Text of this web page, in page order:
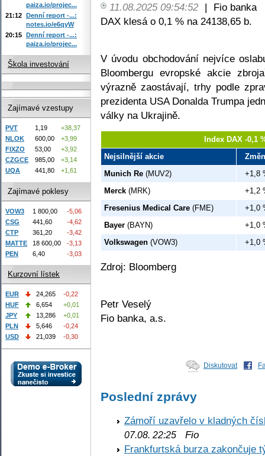
11.08.2025 09:54:52 |
Fio banka
DAX klesá o 0,1 % na 24138,65 b.
V úvodu obchodování nejvíce
Bloombergu evropské akcie
výrazně zaostávají, trhy podle
prezidenta USA Donalda Trumpa
války na Ukrajině.
Index DAX -0,1
Nejsilnější akcie
Munich Re (MUV2)
+1,8
Merck (MRK)
+1,2
Fresenius Medical Care (FME)
+1,0
Bayer (BAYN)
+1,0
Volkswagen (VOW3) +1,0
Zdroj: Bloomberg
Petr Veselý
Fio banka, a.s.
Diskutovat
Poslední zprávy
Zámoří uzavřelo v kladných
07.08. 22:25 Fio
Frankfurtská burza zakončuje
paiza.io/projec...
21:12 Denní report -...:
notes.io/e6qyW
20:15 Denní report -...:
paiza.io/projec...
Škola investování
Zajímavé vzestupy
PVT 1,19
+38,37
NLOK
600,00
+3,99
FIXZO
53,00
+3,92
CZGCE
985,00
+3,14
UQA
441,80 +1,61
Zajímavé poklesy
VOW3 1 800,00
-5,06
CSG
441,60
-4,62
CTP
361,20
-3,42
MATTE
18 600,00
-3,13
PEN
6,40 -3,03
Kurzovní lístek
EUR 24,265
-0,22
HUF
6,654
+0,01
JPY
13,286
+0,01
PLN
5,646
-0,24
USD
21,039 -0,30